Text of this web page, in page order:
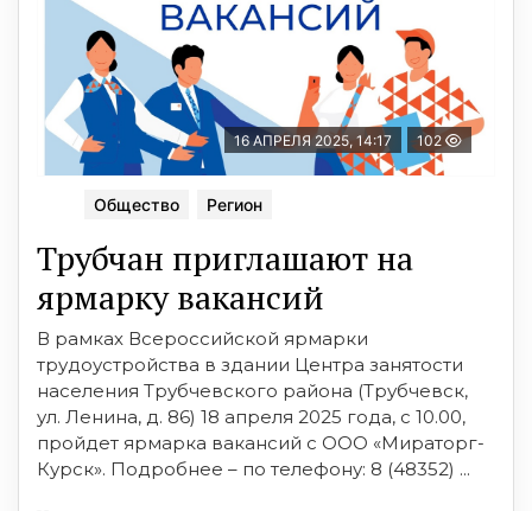
16 АПРЕЛЯ 2025, 14:17 102
Общество Регион
Трубчан приглашают на
ярмарку вакансий
В рамках Всероссийской ярмарки
трудоустройства в здании Центра занятости
населения Трубчевского района (Трубчевск,
ул. Ленина, д. 86) 18 апреля 2025 года, с 10.00,
пройдет ярмарка вакансий с ООО «Мираторг-
Курск». Подробнее – по телефону: 8 (48352) ...